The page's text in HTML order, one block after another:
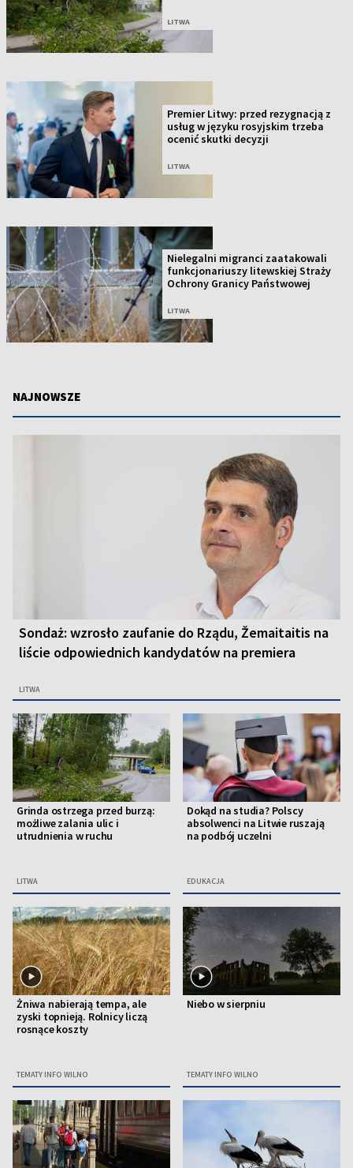
LITWA
Premier Litwy: przed rezygnacją z
usług w języku rosyjskim trzeba
ocenić skutki decyzji
LITWA
Nielegalni migranci zaatakowali
funkcjonariuszy litewskiej Straży
Ochrony Granicy Państwowej
LITWA
NAJNOWSZE
Sondaż: wzrosło zaufanie do Rządu, Žemaitaitis na
liście odpowiednich kandydatów na premiera
LITWA
Grinda ostrzega przed burzą:
możliwe zalania ulic i
utrudnienia w ruchu
LITWA
Dokąd na studia? Polscy
absolwenci na Litwie ruszają
na podbój uczelni
EDUKACJA
Żniwa nabierają tempa, ale
zyski topnieją. Rolnicy liczą
rosnące koszty
TEMATY INFO WILNO
Niebo w sierpniu
TEMATY INFO WILNO